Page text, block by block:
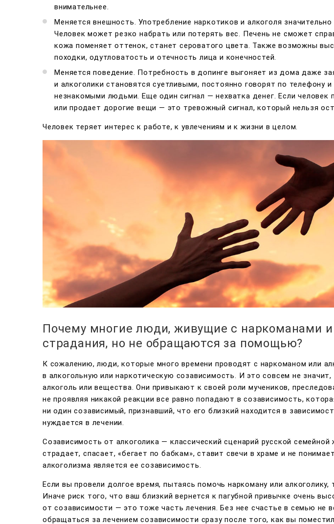
внимательнее.
Меняется внешность. Употребление наркотиков и алкоголя
Человек может резко набрать или потерять вес. Печень не сможет
кожа поменяет оттенок, станет сероватого цвета. Также возможны
походки, одутловатость и отечность лица и конечностей.
Меняется поведение. Потребность в допинге выгоняет из дома даже
и алкоголики становятся суетливыми, постоянно говорят по телефону
незнакомыми людьми. Еще один сигнал — нехватка денег. Если человек
или продает дорогие вещи — это тревожный сигнал, который нельзя
Человек теряет интерес к работе, к увлечениям и к жизни в целом.
Почему многие люди, живущие с наркоманами и
страдания, но не обращаются за помощью?
К сожалению, люди, которые много времени проводят с наркоманом или
в алкогольную или наркотическую созависимость. И это совсем не
алкоголь или вещества. Они привыкают к своей роли мучеников,
не проявляя никакой реакции все равно попадают в созависимость,
ни один созависимый, признавший, что его близкий находится в
нуждается в лечении.
Созависимость от алкоголика — классический сценарий русской
страдает, спасает, «бегает по бабкам», ставит свечи в храме и не
алкоголизма является ее созависимость.
Если вы провели долгое время, пытаясь помочь наркоману или
Иначе риск того, что ваш близкий вернется к пагубной привычке очень
от созависимости — это тоже часть лечения. Без нее счастье в семью не
обращаться за лечением созависимости сразу после того, как вы